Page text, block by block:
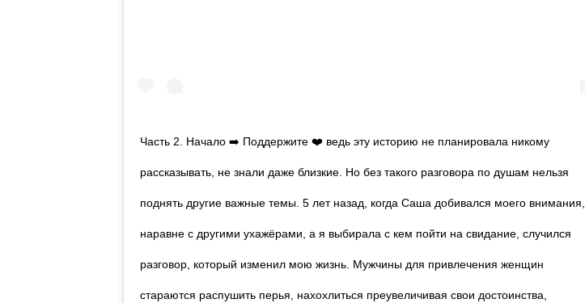
Часть 2. Начало ➡️ Поддержите ❤️ ведь эту историю не планировала никому
рассказывать, не знали даже близкие. Но без такого разговора по душам нельзя
поднять другие важные темы. 5 лет назад, когда Саша добивался моего внимания,
наравне с другими ухажёрами, а я выбирала с кем пойти на свидание, случился
разговор, который изменил мою жизнь. Мужчины для привлечения женщин
стараются распушить перья, нахохлиться преувеличивая свои достоинства,